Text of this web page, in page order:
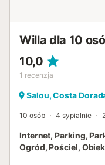
Willa dla 10
10,0
1 recenzja
Salou, Costa
10 osób 4 sypialnie
Internet, Parking,
Ogród, Pościel,